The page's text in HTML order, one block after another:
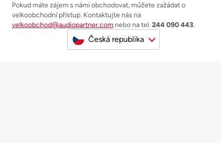
Pokud máte zájem s námi obchodovat, můžete zažádat o
velkoobchodní přístup. Kontaktujte nás na
velkoobchod@audiopartner.com nebo na tel. 244 090 443.
Česká republika